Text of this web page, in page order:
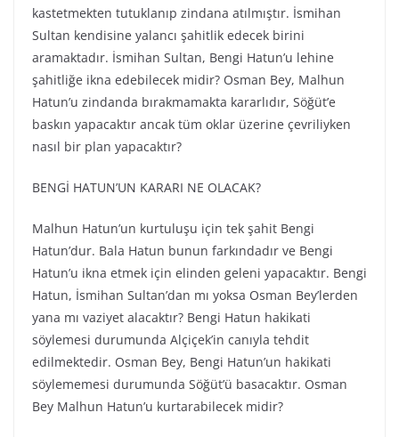
kastetmekten tutuklanıp zindana atılmıştır. İsmihan
Sultan kendisine yalancı şahitlik edecek birini
aramaktadır. İsmihan Sultan, Bengi Hatun’u lehine
şahitliğe ikna edebilecek midir? Osman Bey, Malhun
Hatun’u zindanda bırakmamakta kararlıdır, Söğüt’e
baskın yapacaktır ancak tüm oklar üzerine çevriliyken
nasıl bir plan yapacaktır?
BENGİ HATUN’UN KARARI NE OLACAK?
Malhun Hatun’un kurtuluşu için tek şahit Bengi
Hatun’dur. Bala Hatun bunun farkındadır ve Bengi
Hatun’u ikna etmek için elinden geleni yapacaktır. Bengi
Hatun, İsmihan Sultan’dan mı yoksa Osman Bey’lerden
yana mı vaziyet alacaktır? Bengi Hatun hakikati
söylemesi durumunda Alçiçek’in canıyla tehdit
edilmektedir. Osman Bey, Bengi Hatun’un hakikati
söylememesi durumunda Söğüt’ü basacaktır. Osman
Bey Malhun Hatun’u kurtarabilecek midir?